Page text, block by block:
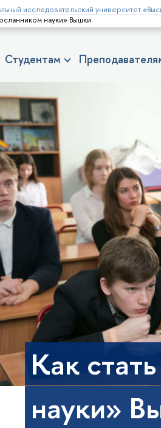
исследовательский университет
науки» Вышки
Студентам
Как
науки»